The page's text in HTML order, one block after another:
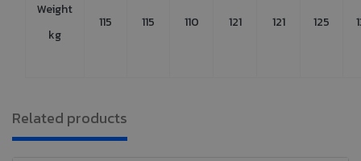
Weight
kg
115 115 110 121 121 125
Related products